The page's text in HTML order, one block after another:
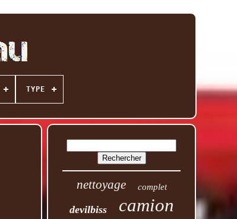
TYPE
nettoyage complet
devilbiss camion